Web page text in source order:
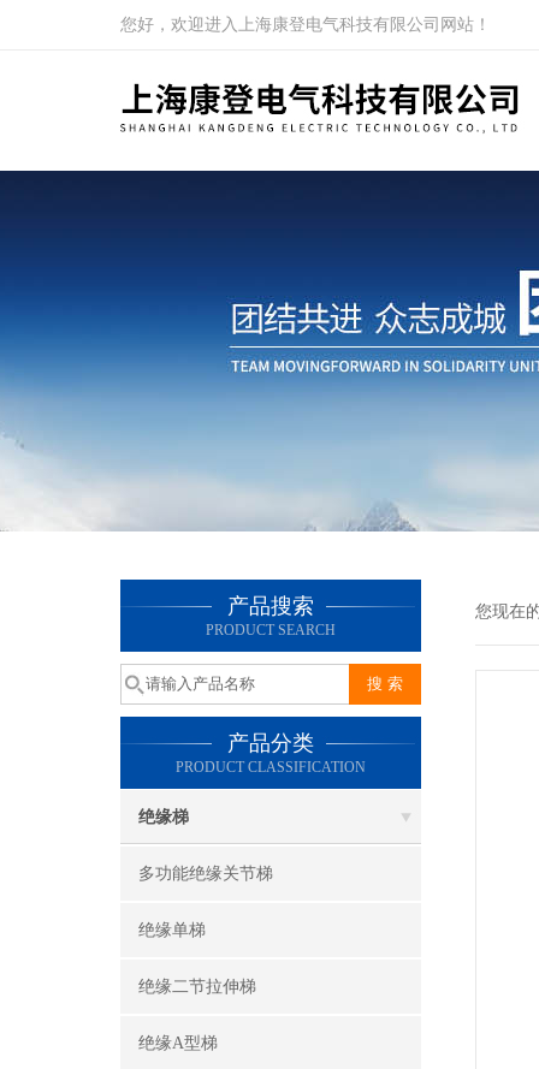
您好，欢迎进入上海康登电气科技有限公司网站！
产品搜索
PRODUCT SEARCH
产品分类
PRODUCT CLASSIFICATION
绝缘梯
多功能绝缘关节梯
绝缘单梯
绝缘二节拉伸梯
绝缘A型梯
您现在